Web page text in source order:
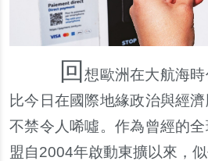
回想歐洲在大航海
比今日在國際地緣政治與經
不禁令人唏噓。作為曾經的
盟自2004年啟動東擴以來，